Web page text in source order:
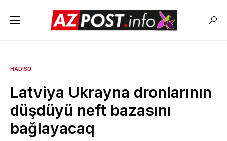
HADISƏ
Latviya Ukrayna dronlarının
düşdüyü neft bazasını
bağlayacaq